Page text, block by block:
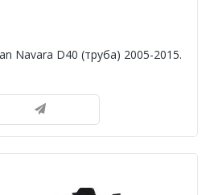
Navara D40 (труба) 2005-2015.